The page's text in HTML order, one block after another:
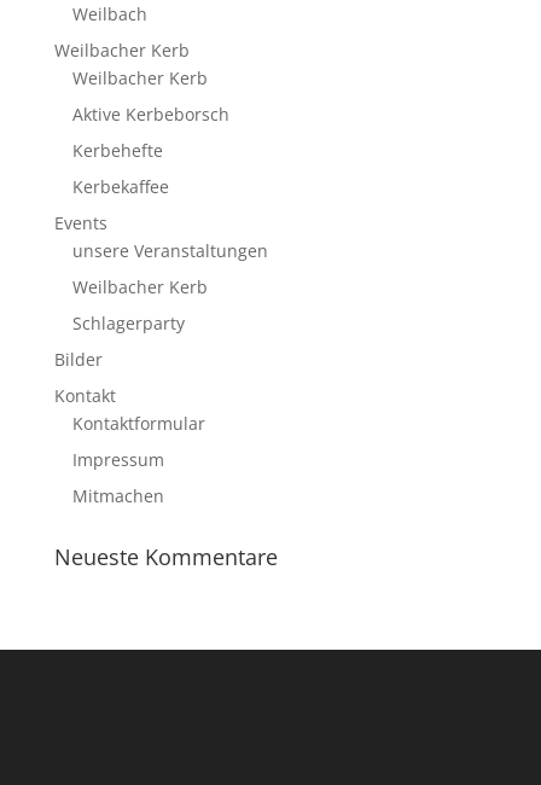
Weilbach
Weilbacher Kerb
Weilbacher Kerb
Aktive Kerbeborsch
Kerbehefte
Kerbekaffee
Events
unsere Veranstaltungen
Weilbacher Kerb
Schlagerparty
Bilder
Kontakt
Kontaktformular
Impressum
Mitmachen
Neueste Kommentare